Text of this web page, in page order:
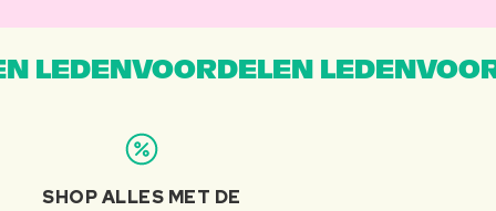
LEDENVOORDELEN
SHOP ALLES MET DE